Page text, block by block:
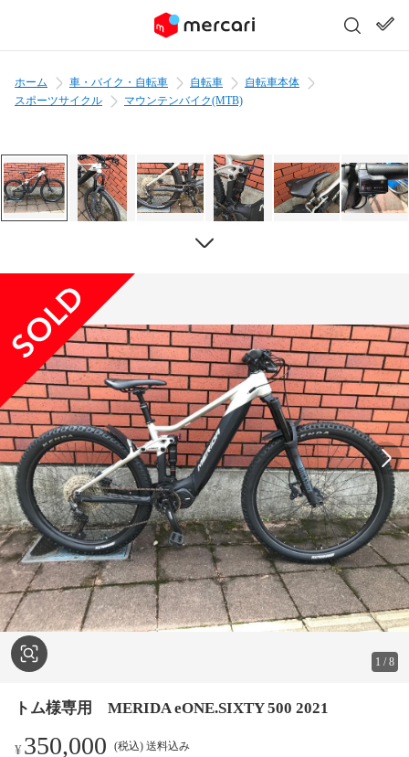
ホーム 車・バイク・自転車 自転車
自転車本体
スポーツサイクル
マウンテンバイク(MTB)
1 /8
トム様専用 MERIDA eONE.SIXTY 500 2021
¥350,000 (税込) 送料込み